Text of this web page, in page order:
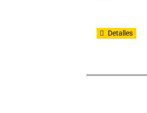
Detalles